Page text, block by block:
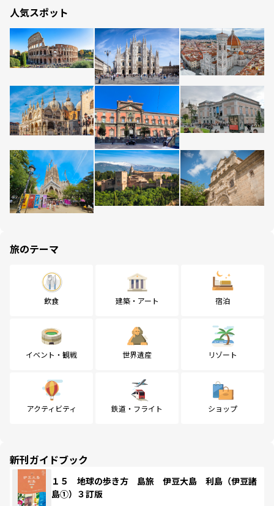
人気スポット
旅のテーマ
飲食 建築・アート 宿泊
イベント・観戦 世界遺産 リゾート
アクティビティ 鉄道・フライト ショップ
新刊ガイドブック
１５ 地球の歩き方 島旅 伊豆大島 利島（伊豆諸
島①）３訂版